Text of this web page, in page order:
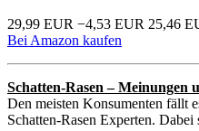
29,99 EUR −4,53 EUR 25,46
Bei Amazon kaufen
Schatten-Rasen –
Den meisten Konsumenten fällt
Schatten-Rasen Experten.